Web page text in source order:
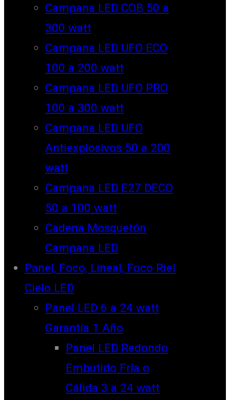
Campana LED COB 50 a
300 watt
Campana LED UFO ECO
100 a 200 watt
Campana LED UFO PRO
100 a 300 watt
Campana LED UFO
Antiexplosivos 50 a 200
watt
Campana LED E27 DECO
50 a 100 watt
Cadena Mosquetón
Campana LED
Panel, Foco, Lineal, Foco Riel
Cielo LED
Panel LED 6 a 24 watt
Garantía 1 Año
Panel LED Redondo
Embutido Fría o
Cálida 3 a 24 watt